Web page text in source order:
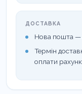
ДОСТАВКА
Нова пошта —
Термін
оплати